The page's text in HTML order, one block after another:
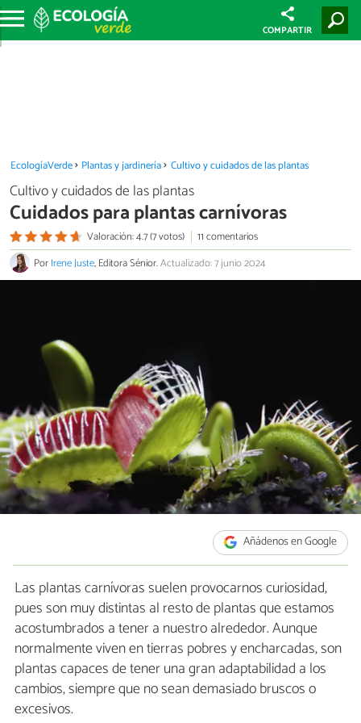
COMPARTIR
EcologíaVerde Plantas y jardinería Cultivo y cuidados de las plantas
Cultivo y cuidados de las plantas
Cuidados para plantas carnívoras
Valoración: 4.7 (7 votos)
11 comentarios
PorIrene Juste, Editora Sénior.Actualizado: 7 junio 2024
Añádenos en Google
Las plantas carnívoras suelen provocarnos curiosidad,
pues son muy distintas al resto de plantas que estamos
acostumbrados a tener a nuestro alrededor. Aunque
normalmente viven en tierras pobres y encharcadas, son
plantas capaces de tener una gran adaptabilidad a los
cambios, siempre que no sean demasiado bruscos o
excesivos.